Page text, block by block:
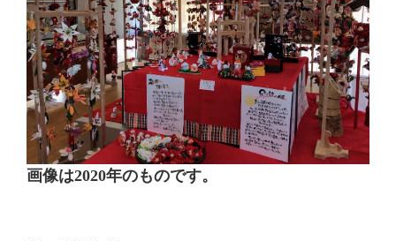
画像は2020年のものです。